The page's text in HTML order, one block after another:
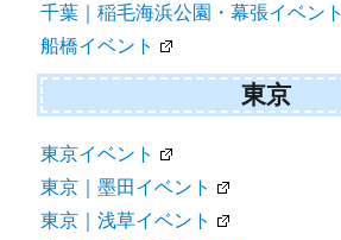
千葉｜稲毛海浜公園・幕張イベント
船橋イベント
東京
東京イベント
東京｜墨田イベント
東京｜浅草イベント